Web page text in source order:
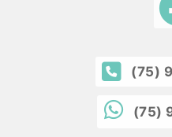
(75)
(75)